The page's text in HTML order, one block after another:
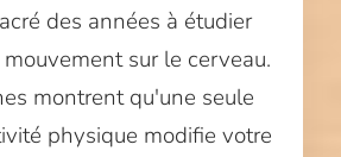
des années à étudier
sur le cerveau.
montrent qu'une seule
physique modifie votre